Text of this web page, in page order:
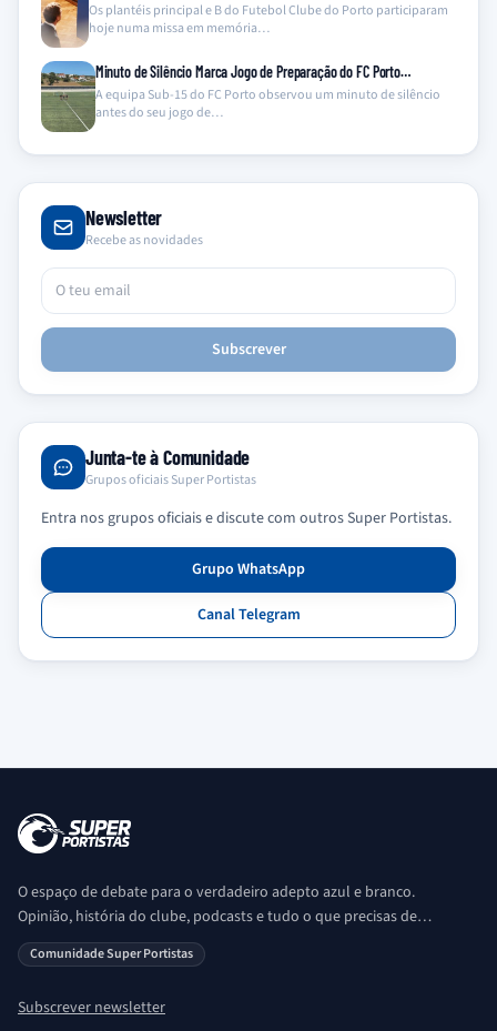
Os plantéis principal e B do Futebol Clube do Porto participaram
hoje numa missa em memória…
Minuto de Silêncio Marca Jogo de Preparação do FC Porto…
A equipa Sub-15 do FC Porto observou um minuto de silêncio
antes do seu jogo de…
Newsletter
Recebe as novidades
Subscrever
Junta-te à Comunidade
Grupos oficiais Super Portistas
Entra nos grupos oficiais e discute com outros Super Portistas.
Grupo WhatsApp
Canal Telegram
O espaço de debate para o verdadeiro adepto azul e branco.
Opinião, história do clube, podcasts e tudo o que precisas de
saber sobre o universo Porto. Ser Porto é aqui!
Comunidade Super Portistas
Subscrever newsletter